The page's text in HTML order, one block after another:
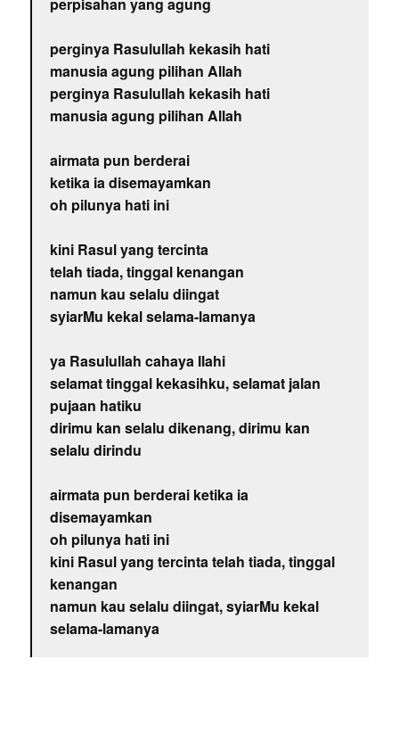
perginya Rasulullah kekasih hati
manusia agung pilihan Allah
perginya Rasulullah kekasih hati
manusia agung pilihan Allah
airmata pun berderai
ketika ia disemayamkan
oh pilunya hati ini
kini Rasul yang tercinta
telah tiada, tinggal kenangan
namun kau selalu diingat
syiarMu kekal selama-lamanya
ya Rasulullah cahaya Ilahi
selamat tinggal kekasihku, selamat jalan
pujaan hatiku
dirimu kan selalu dikenang, dirimu kan
selalu dirindu
airmata pun berderai ketika ia
disemayamkan
oh pilunya hati ini
kini Rasul yang tercinta telah tiada, tinggal
kenangan
namun kau selalu diingat, syiarMu kekal
selama-lamanya